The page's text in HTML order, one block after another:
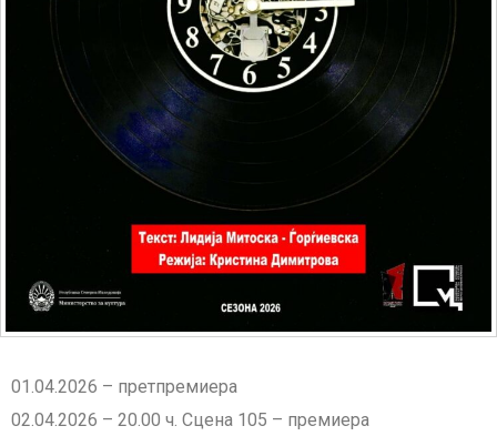
01.04.2026 – претпремиера
02.04.2026 – 20.00 ч. Сцена 105 – премиера